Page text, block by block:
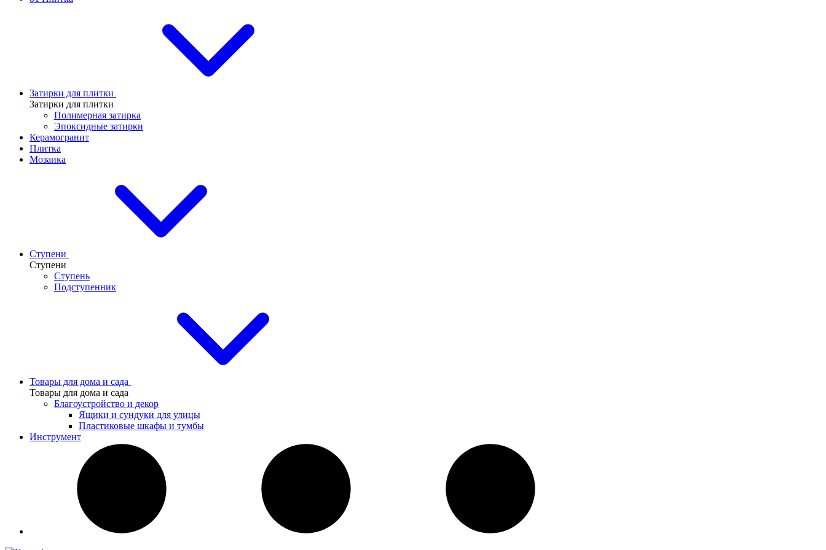
Затирки для плитки
Затирки для плитки
Полимерная затирка
Эпоксидные затирки
Керамогранит
Плитка
Мозаика
Ступени
Ступени
Ступень
Подступенник
Товары для дома и сада
Товары для дома и сада
Благоустройство и декор
Ящики и сундуки для улицы
Пластиковые шкафы и тумбы
Инструмент